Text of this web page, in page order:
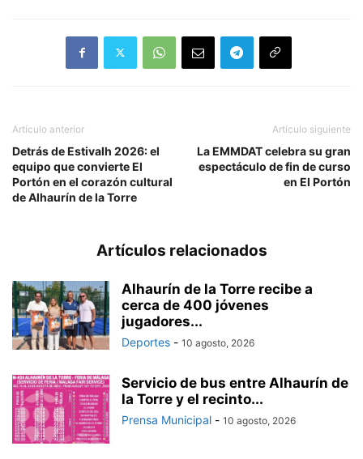
Artículo anterior
Detrás de Estivalh 2026: el
equipo que convierte El
Portón en el corazón cultural
de Alhaurín de la Torre
Artículo siguiente
La EMMDAT celebra su gran
espectáculo de fin de curso
en El Portón
Artículos relacionados
Alhaurín de la Torre recibe a
cerca de 400 jóvenes
jugadores...
Deportes - 10 agosto, 2026
Servicio de bus entre Alhaurín de
la Torre y el recinto...
Prensa Municipal - 10 agosto, 2026